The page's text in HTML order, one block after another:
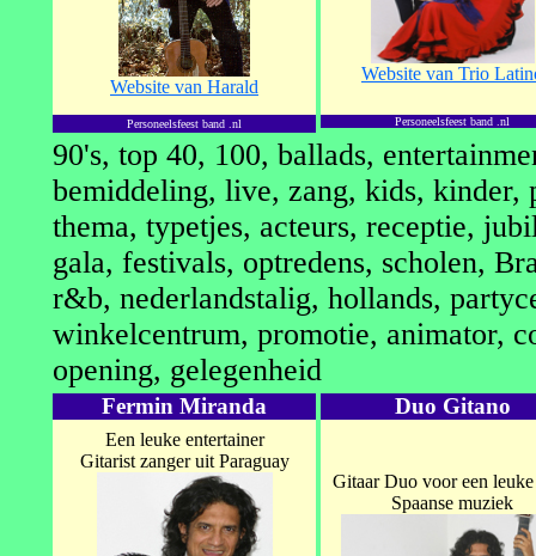
Website van Harald
Personeelsfeest band .nl
Website van Trio
Personeelsfeest band .nl
90's, top 40, 100, ballads,
bemiddeling, live, zang, kids,
thema, typetjes, acteurs, receptie,
gala, festivals, optredens, scholen,
r&b, nederlandstalig, hollands,
winkelcentrum, promotie, animator,
opening, gelegenheid
Fermin Miranda
Een leuke entertainer
Gitarist zanger uit Paraguay
Duo Gitano
Gitaar Duo voor een leuke
Spaanse muziek